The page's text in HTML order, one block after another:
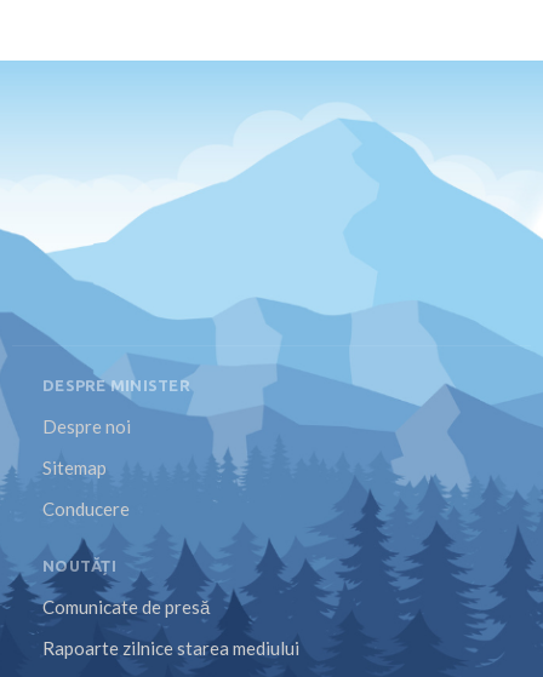
DESPRE MINISTER
Despre noi
Sitemap
Conducere
NOUTĂȚI
Comunicate de presă
Rapoarte zilnice starea mediului